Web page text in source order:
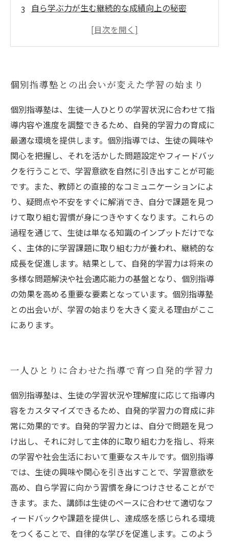
自ら学ぶ力が生む継続的な成績向上の秘密
個別指導が引き出す生徒の興味と学びへの意欲
具体的な指導方法と成果から見る個別指導の効
果
個別指導塾との出会いが変えた学習の始まり
個別指導塾は、生徒一人ひとりの学習状況に合わせて指
導内容や進度を調整できるため、自発的学習力の育成に
最適な環境を提供します。個別指導では、生徒の興味や
関心を把握し、それを活かした問題設定やフィードバッ
クを行うことで、学習意欲を自然に引き出すことが可能
です。また、教師との直接的なコミュニケーションによ
り、疑問点や不安をすぐに解消でき、自分で課題を見つ
けて取り組む習慣が身につきやすくなります。これらの
過程を通じて、生徒は単なる知識のインプットだけでな
く、主体的に学習課題に取り組む力が養われ、継続的な
成長を促進します。結果として、自発的学習力は将来の
多様な問題解決や社会適応能力の基盤となり、個別指導
の効果を高める重要な要素となっています。個別指導塾
との出会いが、学習の始まりを大きく変える理由がここ
にあります。
一人ひとりに合わせた指導で育つ自発的学習力
個別指導塾は、生徒の学習状況や理解度に応じて指導内
容をカスタマイズできるため、自発的学習力の育成に非
常に効果的です。自発的学習力とは、自分で問題を見つ
け出し、それに対して主体的に取り組む力を指し、将来
の学習や社会生活において重要なスキルです。個別指導
では、生徒の興味や関心を引き出すことで、学習意欲を
高め、自ら学習に向かう習慣を身につけさせることがで
きます。また、講師は生徒のペースに合わせて適切なフ
ィードバックや課題を提供し、達成感を感じられる環境
をつくることで、自律的な学びを促進します。このよう